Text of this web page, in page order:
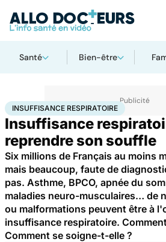
Santé Bien-être
AccueilSantéInsuffisance respiratoire
INSUFFISANCE RESPIRATOIRE
Insuffisance
reprendre son souffle
Six millions de Français au moins
mais beaucoup, faute de
pas. Asthme, BPCO, apnée du
maladies neuro-musculaires… de
ou malformations peuvent être à
insuffisance respiratoire.
Comment se soigne-t-elle ?